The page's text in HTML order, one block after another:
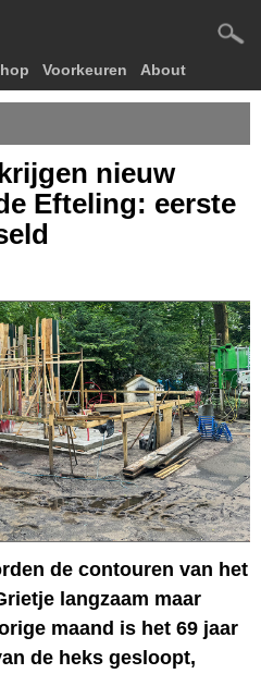
Voorkeuren About
nieuw
Efteling: eerste
de contouren van het
langzaam maar
maand is het 69 jaar
de heks gesloopt,